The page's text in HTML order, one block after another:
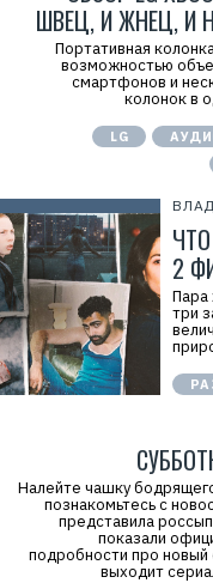
ШВЕЦ, И ЖНЕЦ, И
Портативная
возможностью
смартфонов и
колонок в
LG
2
Пара
три
Налейте чашку
познакомьтесь с
представила
показали
подробности про новый
выходит